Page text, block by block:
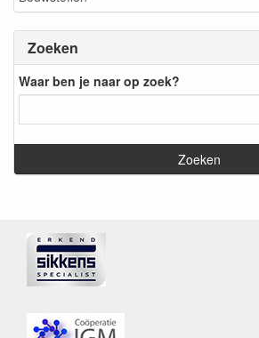
Zoeken
Waar ben je naar op zoek?